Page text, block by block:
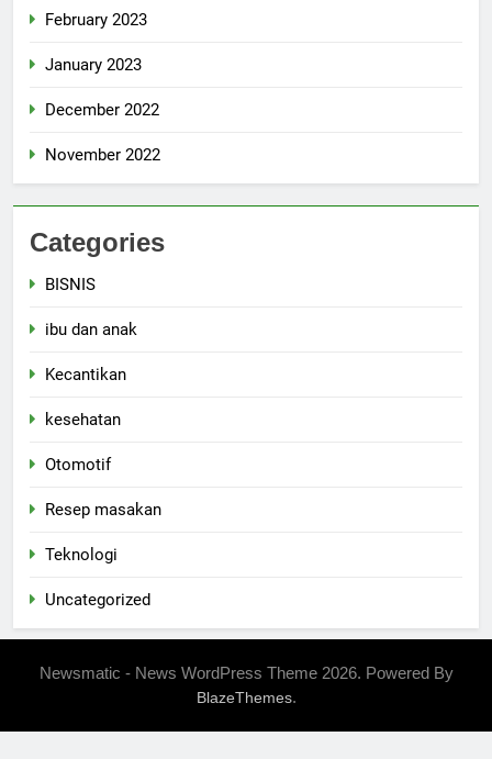
February 2023
January 2023
December 2022
November 2022
Categories
BISNIS
ibu dan anak
Kecantikan
kesehatan
Otomotif
Resep masakan
Teknologi
Uncategorized
Newsmatic - News WordPress Theme 2026. Powered By
BlazeThemes.